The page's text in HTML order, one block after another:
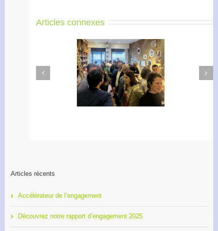
Articles connexes
Accélérateur de
l’engagement
Previous
Next
Articles récents
Accélérateur de l’engagement
Découvrez notre rapport d’engagement 2025